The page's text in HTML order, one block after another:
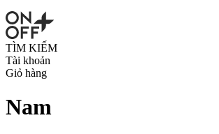
TÌM KIẾM
Tài khoản
Giỏ hàng
Nam